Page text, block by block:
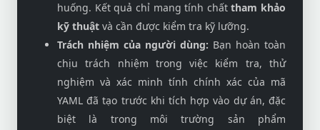
huống. Kết quả chỉ mang tính chấttham khảo
kỹ thuật và cần được kiểm tra kỹ lưỡng.
Trách nhiệm của người dùng: Bạn hoàn toàn
chịu trách nhiệm trong việc kiểm tra, thử
nghiệm và xác minh tính chính xác của mã
YAML đã tạo trước khi tích hợp vào dự án, đặc
biệt là trong môi trường sản phẩm